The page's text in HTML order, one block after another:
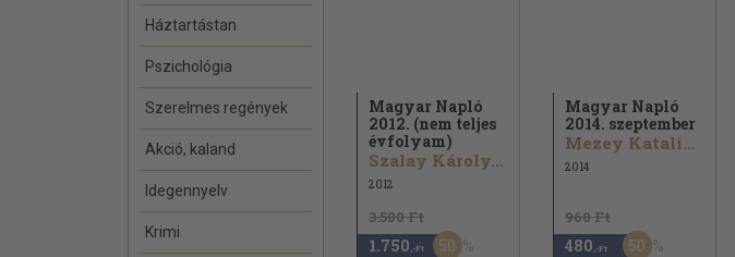
Háztartástan
Pszichológia
Szerelmes regények
Akció, kaland
Idegennyelv
Krimi
Magyar Napló
2012. (nem teljes
évfolyam)
Szalay Károly...
2012
3.500 Ft
1.750 ,-Ft 50
Magyar Napló
2014. szeptember
Mezey Katalin...
2014
960 Ft
480 ,-Ft 50